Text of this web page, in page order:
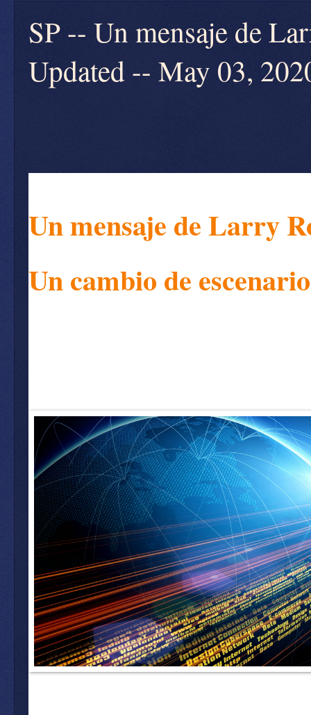
SP -- Un mensaje de
Updated -- May 03,
Un mensaje de Larry
Un cambio de escenario